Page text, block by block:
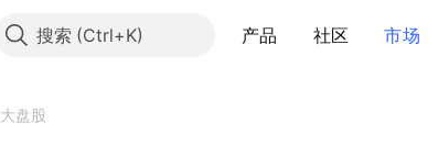
搜索 产品 社区 市场
大盘股